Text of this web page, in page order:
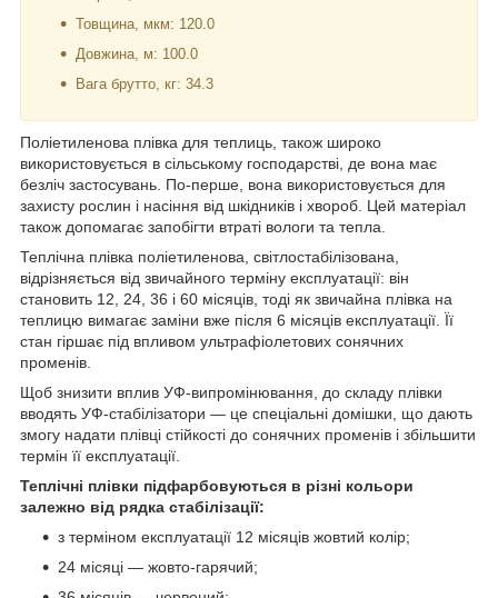
Товщина, мкм: 120.0
Довжина, м: 100.0
Вага брутто, кг: 34.3
Поліетиленова плівка для теплиць, також широко
використовується в сільському господарстві, де вона має
безліч застосувань. По-перше, вона використовується для
захисту рослин і насіння від шкідників і хвороб. Цей матеріал
також допомагає запобігти втраті вологи та тепла.
Теплічна плівка поліетиленова, світлостабілізована,
відрізняється від звичайного терміну експлуатації: він
становить 12, 24, 36 і 60 місяців, тоді як звичайна плівка на
теплицю вимагає заміни вже після 6 місяців експлуатації. Її
стан гіршає під впливом ультрафіолетових сонячних
променів.
Щоб знизити вплив УФ-випромінювання, до складу плівки
вводять УФ-стабілізатори — це спеціальні домішки, що дають
змогу надати плівці стійкості до сонячних променів і збільшити
термін її експлуатації.
Теплічні плівки підфарбовуються в різні кольори
залежно від рядка стабілізації:
з терміном експлуатації 12 місяців жовтий колір;
24 місяці — жовто-гарячий;